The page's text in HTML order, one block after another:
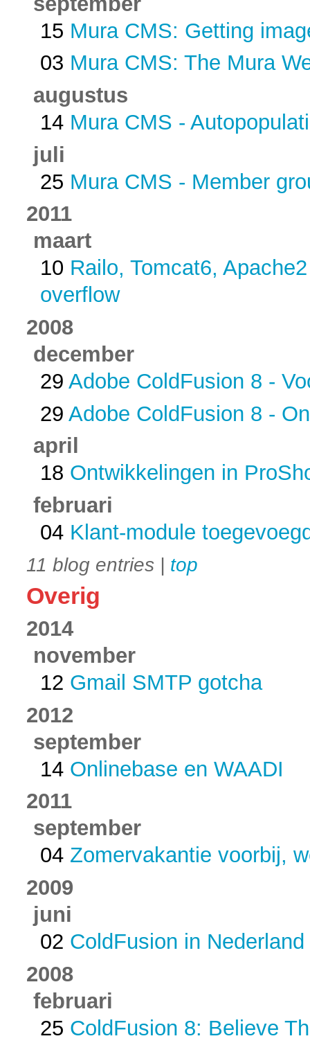
15 Mura CMS: Getting
03 Mura CMS: The Mura
augustus
14 Mura CMS -
juli
25 Mura CMS - Member
2011
maart
10 Railo, Tomcat6,
overflow
2008
december
29 Adobe ColdFusion 8 -
29 Adobe ColdFusion 8 -
april
18 Ontwikkelingen in
februari
04 Klant-module
11 blog entries | top
Overig
2014
november
12 Gmail SMTP gotcha
2012
september
14 Onlinebase en WAADI
2011
september
04 Zomervakantie voorbij,
2009
juni
02 ColdFusion in Nederland
2008
februari
25 ColdFusion 8: Believe